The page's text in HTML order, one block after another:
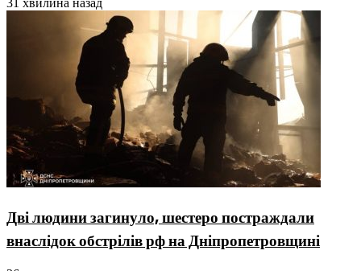
31 хвилина назад
Дві людини загинуло, шестеро постраждали
внаслідок обстрілів рф на Дніпропетровщині